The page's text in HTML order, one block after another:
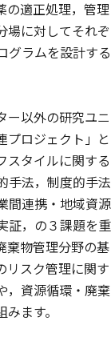
の適正処理，管理
場に対してそれぞ
グラムを設計する
ー以外の研究ユニ
プロジェクト」と
スタイルに関する
手法，制度的手法
間連携・地域資源
証，の３課題を重
棄物管理分野の基
リスク管理に関す
，資源循環・廃棄
ます。